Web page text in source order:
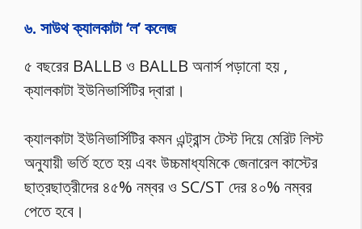
৬. সাউথ ক্যালকাটা ‘ল’ কলেজ
৫ বছরের BALLB ও BALLB অনার্স পড়ানো হয় ,
ক্যালকাটা ইউনিভার্সিটির দ্বারা।
ক্যালকাটা ইউনিভার্সিটির কমন এন্ট্রান্স টেস্ট দিয়ে মেরিট লিস্ট
অনুযায়ী ভর্তি হতে হয় এবং উচ্চমাধ্যমিকে জেনারেল কাস্টের
ছাত্রছাত্রীদের ৪৫% নম্বর ও SC/ST দের ৪০% নম্বর
পেতে হবে।